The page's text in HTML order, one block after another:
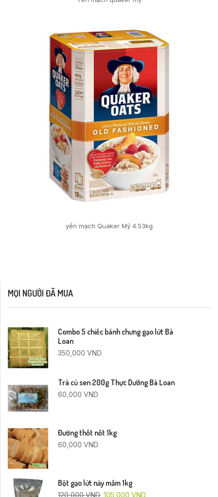
yến mạch Quaker Mỹ 4.53kg
MỌI NGƯỜI ĐÃ MUA
Combo 5 chiếc bánh chưng gạo lứt Bà
Loan
350,000VND
Trà củ sen 200g Thực Dưỡng Bà Loan
60,000VND
Đường thốt nốt 1kg
60,000VND
Bột gạo lứt nảy mầm 1kg
120,000VND 105,000VND